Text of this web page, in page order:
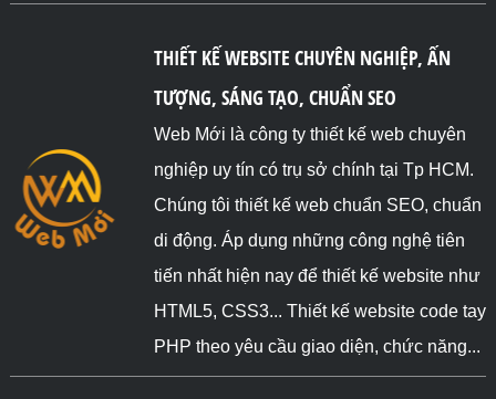
THIẾT KẾ WEBSITE CHUYÊN NGHIỆP, ẤN
TƯỢNG, SÁNG TẠO, CHUẨN SEO
Web Mới là công ty thiết kế web chuyên
nghiệp uy tín có trụ sở chính tại Tp HCM.
Chúng tôi thiết kế web chuẩn SEO, chuẩn
di động. Áp dụng những công nghệ tiên
tiến nhất hiện nay để thiết kế website như
HTML5, CSS3... Thiết kế website code tay
PHP theo yêu cầu giao diện, chức năng...